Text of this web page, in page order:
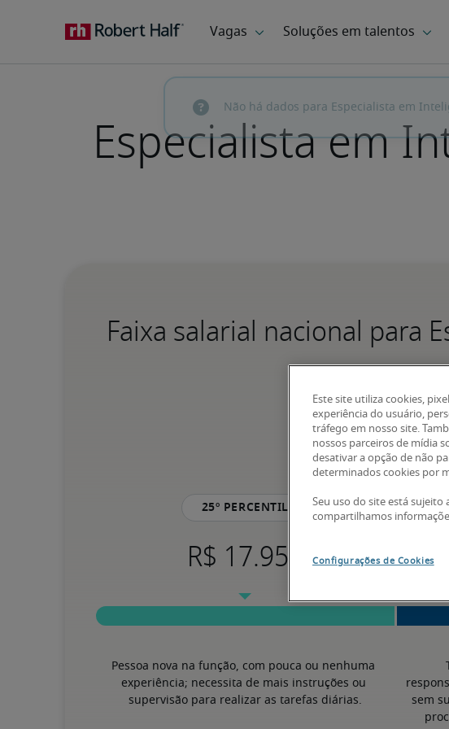
Especialista em
Faixa salarial nacional para
25º percentil
Pessoa nova na função, com pouca ou nenhuma
experiência; necessita de mais instruções ou
supervisão para realizar as tarefas diárias.
sem
Este site utiliza cookies,
experiência do usuário,
tráfego em nosso site.
nossos parceiros de mídia
desativar a opção de não
determinados cookies por
Seu uso do site está sujeito
compartilhamos
Configurações de Cookies